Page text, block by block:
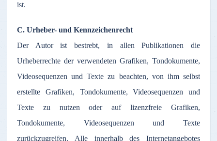
ist.
C. Urheber- und Kennzeichenrecht
Der Autor ist bestrebt, in allen Publikationen die
Urheberrechte der verwendeten Grafiken, Tondokumente,
Videosequenzen und Texte zu beachten, von ihm selbst
erstellte Grafiken, Tondokumente, Videosequenzen und
Texte zu nutzen oder auf lizenzfreie Grafiken,
Tondokumente, Videosequenzen und Texte
zurückzugreifen. Alle innerhalb des Internetangebotes